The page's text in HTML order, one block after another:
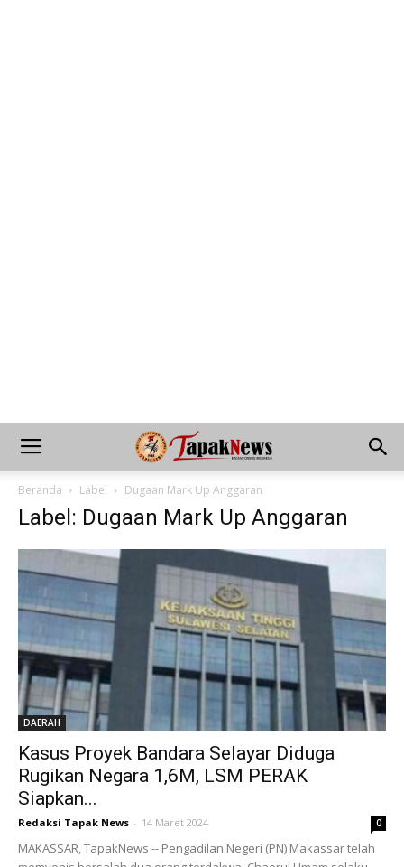
Beranda Label Dugaan Mark Up Anggaran
Label: Dugaan Mark Up Anggaran
DAERAH
Kasus Proyek Bandara Selayar Diduga
Rugikan Negara 1,6M, LSM PERAK
Siapkan...
Redaksi Tapak News - 14 Maret 2024 0
MAKASSAR, TapakNews -- Pengadilan Negeri (PN) Makassar telah